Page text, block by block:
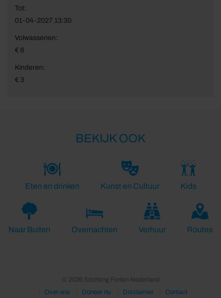
Tot:
01-04-2027 13:30
Volwassenen:
€ 6
Kinderen:
€ 3
BEKIJK OOK
Eten en drinken Kunst en Cultuur Kids
Naar Buiten Overnachten Verhuur Routes
© 2026 Stichting Forten Nederland
Over ons
Doneer nu Disclaimer Contact